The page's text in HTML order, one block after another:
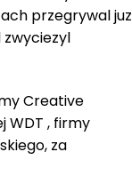
przegrywal juz
Creative
WDT , firmy
za